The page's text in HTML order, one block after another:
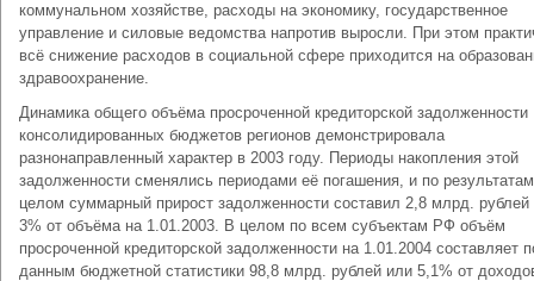
коммунальном хозяйстве, расходы на экономику, государственное
управление и силовые ведомства напротив выросли. При этом
всё снижение расходов в социальной сфере приходится на
здравоохранение.
Динамика общего объёма просроченной кредиторской задолженности
консолидированных бюджетов регионов демонстрировала
разнонаправленный характер в 2003 году. Периоды накопления этой
задолженности сменялись периодами её погашения, и по
целом суммарный прирост задолженности составил 2,8 млрд. рублей
3% от объёма на 1.01.2003. В целом по всем субъектам РФ объём
просроченной кредиторской задолженности на 1.01.2004 составляет
данным бюджетной статистики 98,8 млрд. рублей или 5,1% от